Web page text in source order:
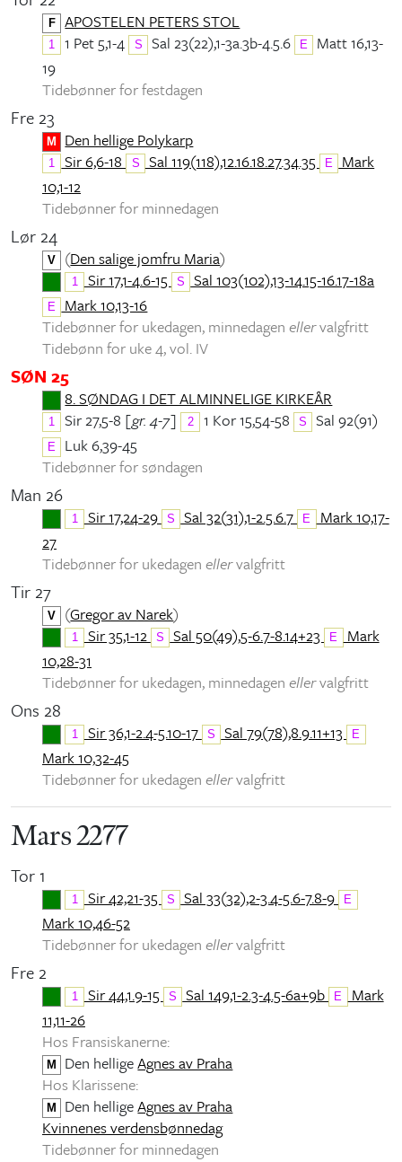
F APOSTELEN PETERS STOL
1 1 Pet 5,1-4 S Sal 23(22),1-3a.3b-4.5.6 E
Matt 16,13-
19
Tidebønner for festdagen
Fre 23
M Den hellige Polykarp
1 Sir 6,6-18 S Sal 119(118),12.16.18.27.34.35 E
Mark
10,1-12
Tidebønner for minnedagen
Lør 24
V (Den salige jomfru Maria)
1 Sir 17,1-4.6-15 S Sal 103(102),13-14.15-16.17-18a
E
Mark 10,13-16
Tidebønner for ukedagen, minnedagen ellervalgfritt
Tidebønn for uke 4, vol. IV
SØN 25
8. SØNDAG I DET ALMINNELIGE KIRKEÅR
1 Sir 27,5-8 [gr. 4-7] 2 1 Kor 15,54-58 S Sal 92(91)
E
Luk 6,39-45
Tidebønner for søndagen
Man 26
1 Sir 17,24-29 S Sal 32(31),1-2.5.6.7 E Mark 10,17-
27
Tidebønner for ukedagen ellervalgfritt
Tir 27
V (Gregor av Narek)
1 Sir 35,1-12 S Sal 50(49),5-6.7-8.14+23 E Mark
10,28-31
Tidebønner for ukedagen, minnedagen ellervalgfritt
Ons 28
1 Sir 36,1-2.4-5.10-17 S Sal 79(78),8.9.11+13 E
Mark 10,32-45
Tidebønner for ukedagen ellervalgfritt
Mars 2277
Tor 1
1 Sir 42,21-35 S Sal 33(32),2-3.4-5.6-7.8-9 E
Mark 10,46-52
Tidebønner for ukedagen ellervalgfritt
Fre 2
1 Sir 44,1.9-15 S Sal 149,1-2.3-4.5-6a+9b E
Mark
11,11-26
Hos Fransiskanerne:
M Den helligeAgnes av Praha
Hos Klarissene:
M Den helligeAgnes av Praha
Kvinnenes verdensbønnedag
Tidebønner for minnedagen